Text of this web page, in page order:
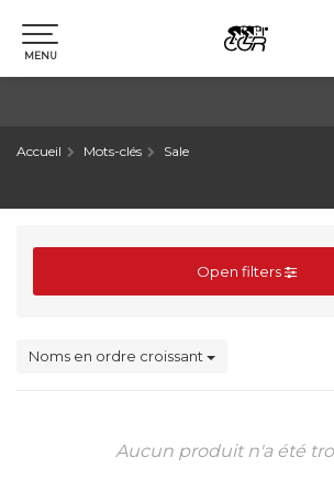
MENU
Accueil Mots-clés Sale
Open filters
Noms en ordre croissant
Aucun produit n'a été